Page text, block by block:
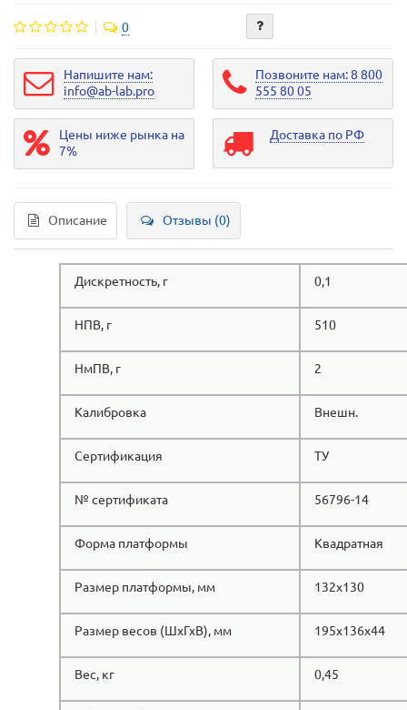
0
Напишите нам:
info@ab-lab.pro
Позвоните нам: 8 800
555 80 05
Цены ниже рынка на
7%
Доставка по РФ
Описание Отзывы (0)
Дискретность, г 0,1
НПВ, г 510
НмПВ, г 2
Калибровка Внешн.
Сертификация ТУ
№ сертификата 56796-14
Форма платформы Квадратная
Размер платформы, мм 132х130
Размер весов (ШхГхВ), мм 195х136х44
Вес, кг 0,45